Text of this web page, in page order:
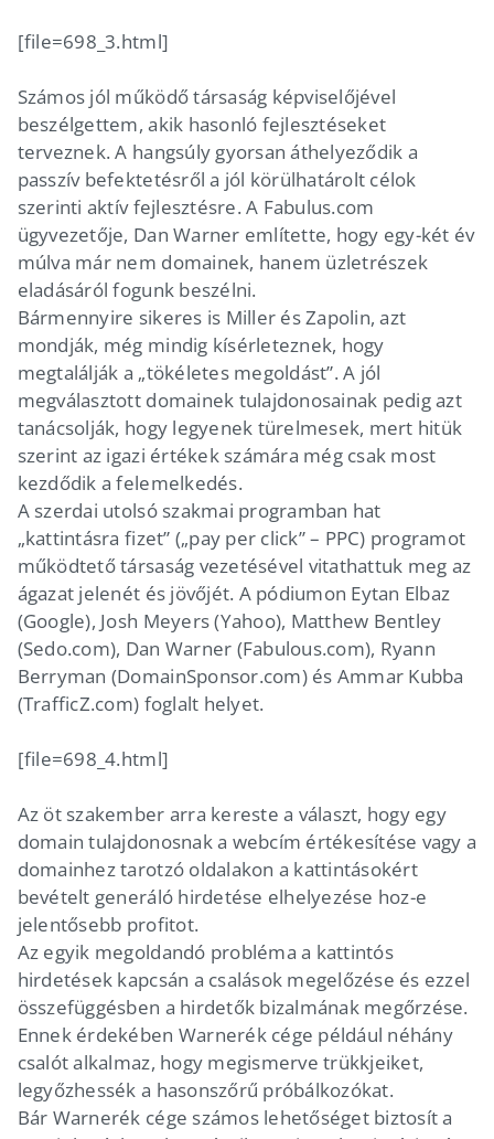
[file=698_3.html]
Számos jól működő társaság képviselőjével
beszélgettem, akik hasonló fejlesztéseket
terveznek. A hangsúly gyorsan áthelyeződik a
passzív befektetésről a jól körülhatárolt célok
szerinti aktív fejlesztésre. A Fabulus.com
ügyvezetője, Dan Warner említette, hogy egy-két év
múlva már nem domainek, hanem üzletrészek
eladásáról fogunk beszélni.
Bármennyire sikeres is Miller és Zapolin, azt
mondják, még mindig kísérleteznek, hogy
megtalálják a „tökéletes megoldást”. A jól
megválasztott domainek tulajdonosainak pedig azt
tanácsolják, hogy legyenek türelmesek, mert hitük
szerint az igazi értékek számára még csak most
kezdődik a felemelkedés.
A szerdai utolsó szakmai programban hat
„kattintásra fizet” („pay per click” – PPC) programot
működtető társaság vezetésével vitathattuk meg az
ágazat jelenét és jövőjét. A pódiumon Eytan Elbaz
(Google), Josh Meyers (Yahoo), Matthew Bentley
(Sedo.com), Dan Warner (Fabulous.com), Ryann
Berryman (DomainSponsor.com) és Ammar Kubba
(TrafficZ.com) foglalt helyet.
[file=698_4.html]
Az öt szakember arra kereste a választ, hogy egy
domain tulajdonosnak a webcím értékesítése vagy a
domainhez tarotzó oldalakon a kattintásokért
bevételt generáló hirdetése elhelyezése hoz-e
jelentősebb profitot.
Az egyik megoldandó probléma a kattintós
hirdetések kapcsán a csalások megelőzése és ezzel
összefüggésben a hirdetők bizalmának megőrzése.
Ennek érdekében Warnerék cége például néhány
csalót alkalmaz, hogy megismerve trükkjeiket,
legyőzhessék a hasonszőrű próbálkozókat.
Bár Warnerék cége számos lehetőséget biztosít a